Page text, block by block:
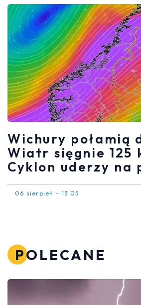
Wichury połamią
Wiatr sięgnie 125
Cyklon uderzy na
06 sierpień - 13:05
POLECANE